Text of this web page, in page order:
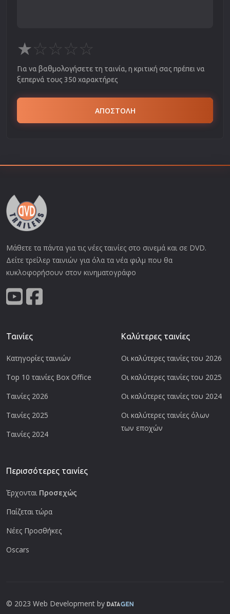
★☆☆☆☆
Για να βαθμολογήσετε τη ταινία, η κριτική σας πρέπει να
ξεπερνά τους 350 χαρακτήρες
ΑΠΟΣΤΟΛΗ
Μάθετε τα πάντα για τις νέες ταινίες στο σινεμά και σε DVD.
Δείτε τρείλερ ταινιών για όλα τα νέα φιλμ που θα
κυκλοφορήσουν στον κινηματογράφο
Ταινίες
Κατηγορίες ταινιών
Top 10 ταινίες Box Office
Ταινίες 2026
Ταινίες 2025
Ταινίες 2024
Καλύτερες ταινίες
Οι καλύτερες ταινίες του 2026
Οι καλύτερες ταινίες του 2025
Οι καλύτερες ταινίες του 2024
Οι καλύτερες ταινίες όλων
των εποχών
Περισσότερες ταινίες
Έρχονται Προσεχώς
Παίζεται τώρα
Νέες Προσθήκες
Oscars
© 2023 Web Development by